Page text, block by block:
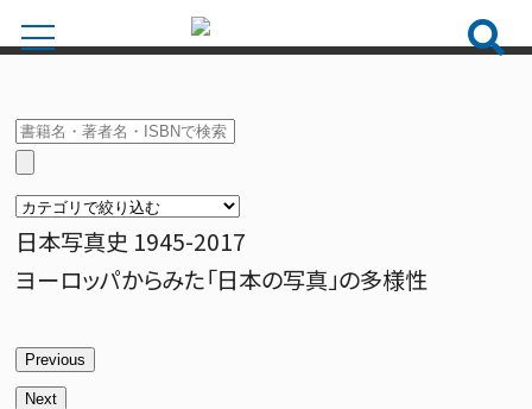
日本写真史 1945-2017
ヨーロッパからみた「日本の写真」の多様性
Previous
Next